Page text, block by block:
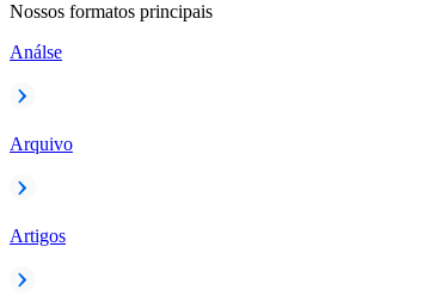
Nossos formatos principais
Análse
Arquivo
Artigos